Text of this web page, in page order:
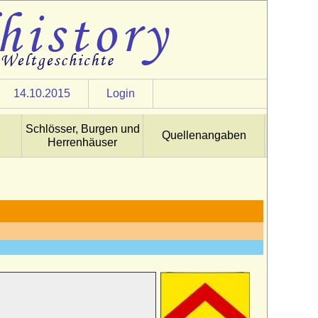
14.10.2015 Login
Schlösser, Burgen und
Herrenhäuser
Quellenangaben